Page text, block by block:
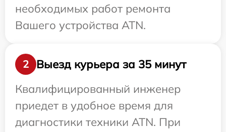
необходимых работ ремонта
Вашего устройства ATN.
2
Выезд курьера за 35 минут
Квалифицированный инженер
приедет в удобное время для
диагностики техники ATN. При